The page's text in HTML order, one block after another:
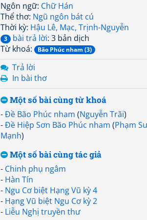
Ngôn ngữ: Chữ Hán
Thể thơ: Ngũ ngôn bát cú
Thời kỳ: Hậu Lê, Mạc, Trịnh-Nguyễn
3 bài trả lời: 3 bản dịch
Từ khoá:
Bão Phúc nham (3)
Trả lời
In bài thơ
Một số bài cùng từ khoá
-Đề Bão Phúc nham (Nguyễn Trãi)
-Đề Hiệp Sơn Bão Phúc nham (Phạm
Mạnh)
Một số bài cùng tác giả
- Chinh phụ ngâm
- Hàn Tín
- Ngu Cơ biệt Hạng Vũ kỳ 4
- Hạng Vũ biệt Ngu Cơ kỳ 2
- Liễu Nghị truyền thư